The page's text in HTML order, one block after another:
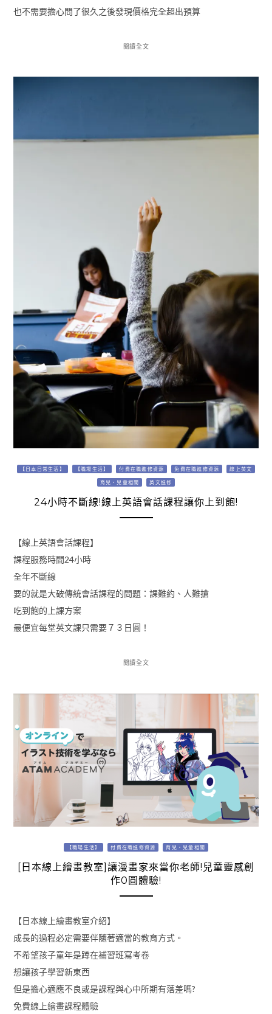
也不需要擔心問了很久之後發現價格完全超出預算
閱讀全文
【日本日常生活】 【職場生活】 付費在職進修資源 免費在職進修資源 線上英文
育兒・兒童相關 英文進修
24小時不斷線!線上英語會話課程讓你上到飽!
【線上英語會話課程】
課程服務時間24小時
全年不斷線
要的就是大破傳統會話課程的問題：課難約、人難搶
吃到飽的上課方案
最便宜每堂英文課只需要７３日圓！
閱讀全文
【職場生活】 付費在職進修資源 育兒・兒童相關
[日本線上繪畫教室]讓漫畫家來當你老師!兒童靈感創
作0圓體驗!
【日本線上繪畫教室介紹】
成長的過程必定需要伴隨著適當的教育方式。
不希望孩子童年是蹲在補習班寫考卷
想讓孩子學習新東西
但是擔心適應不良或是課程與心中所期有落差嗎?
免費線上繪畫課程體驗